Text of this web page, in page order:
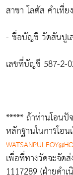
สาขา โลตัส คำเที่ย
- ชื่อบัญชี วัดสันปูเ
เลขที่บัญชี 587-2-
***** ถ้าท่านโอนปั
หลักฐานในการโอ
เพื่อที่ทางวัดจะจัด
1117289 (ฝ่ายดำเ